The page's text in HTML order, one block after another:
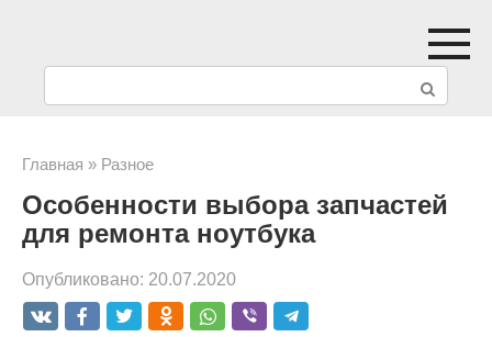
контенту
с
к
Главная » Разное
Особенности выбора запчастей
для ремонта ноутбука
Опубликовано: 20.07.2020